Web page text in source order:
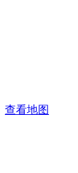
查看地图